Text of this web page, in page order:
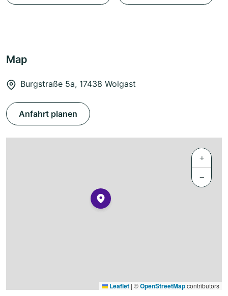
Map
Burgstraße 5a, 17438 Wolgast
Anfahrt planen
+
−
Leaflet | ©OpenStreetMapcontributors